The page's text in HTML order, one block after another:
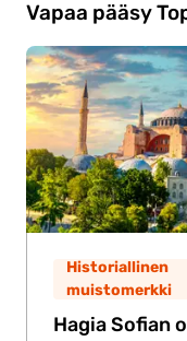
ulkoilmasta.
terveydellisiä
kunnossa ja
voit
kierroksesta
Vapaa pääsy
Historiallinen
muistomerkki
Hagia Sofian